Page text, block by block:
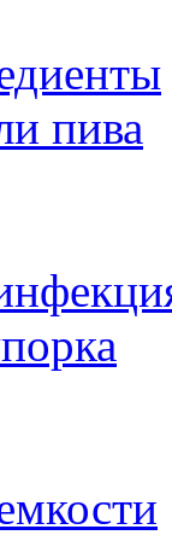
пива